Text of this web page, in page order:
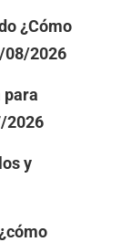
¿Cómo
08/2026
para
2026
y